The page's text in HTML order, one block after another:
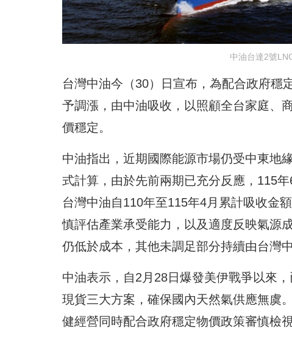
中油台達2號
台灣中油今（30）日宣布，為配合政府穩
予調漲，由中油吸收，以照顧全台家庭、
價穩定。
中油指出，近期國際能源市場仍受中東地
式計算，由於先前兩期已充分反應，115
台灣中油自110年至115年4月累計吸收金
慎評估產業承受能力，以及適度反映氣源
仍低於成本，其他未調足部分持續由台灣中
中油表示，自2月28日爆發美伊戰爭以來
現貨三大方案，確保國內天然氣供應無虞
健經營同時配合政府穩定物價政策審慎檢